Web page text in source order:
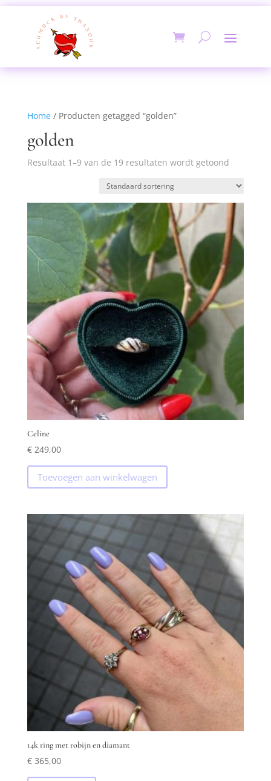
Home/ Producten getagged “golden”
golden
Resultaat 1–9 van de 19 resultaten wordt getoond
Celine
€249,00
Toevoegen aan winkelwagen
14k ring met robijn en diamant
€365,00